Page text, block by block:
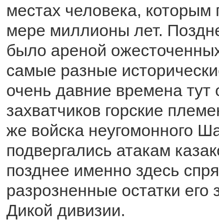
местах человека,
мере миллионы лет.
было ареной
самые разные
очень давние времена тут
захватчиков горские
же войска неугомонного
подвергались атакам
позднее именно здесь
разрозненные остатки его
Дикой дивизии.